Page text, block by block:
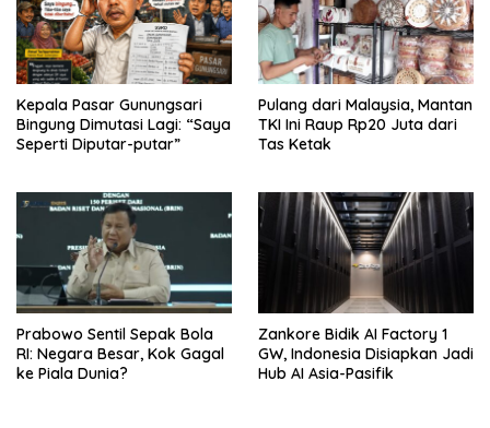
Kepala Pasar Gunungsari
Bingung Dimutasi Lagi: “Saya
Seperti Diputar-putar”
Pulang dari Malaysia, Mantan
TKI Ini Raup Rp20 Juta dari
Tas Ketak
Prabowo Sentil Sepak Bola
RI: Negara Besar, Kok Gagal
ke Piala Dunia?
Zankore Bidik AI Factory 1
GW, Indonesia Disiapkan Jadi
Hub AI Asia-Pasifik